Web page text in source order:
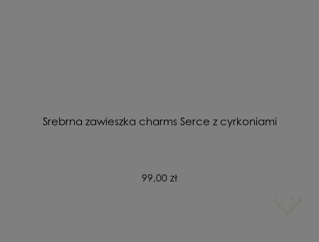
Srebrna zawieszka charms Serce z cyrkoniami
99,00 zł